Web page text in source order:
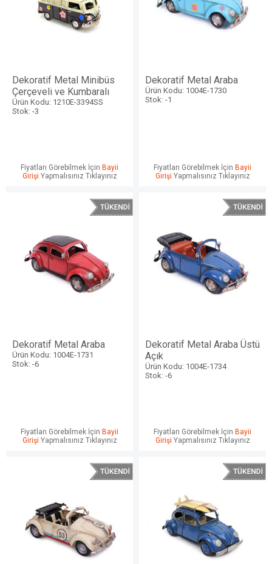
Dekoratif Metal Minibüs
Çerçeveli ve Kumbaralı
Ürün Kodu: 1210E-3394SS
Stok: -3
Fiyatları Görebilmek İçin Bayii
Girişi Yapmalısınız Tıklayınız
Dekoratif Metal Araba
Ürün Kodu: 1004E-1730
Stok: -1
Fiyatları Görebilmek İçin Bayii
Girişi Yapmalısınız Tıklayınız
Dekoratif Metal Araba
Ürün Kodu: 1004E-1731
Stok: -6
Fiyatları Görebilmek İçin Bayii
Girişi Yapmalısınız Tıklayınız
Dekoratif Metal Araba Üstü
Açık
Ürün Kodu: 1004E-1734
Stok: -6
Fiyatları Görebilmek İçin Bayii
Girişi Yapmalısınız Tıklayınız